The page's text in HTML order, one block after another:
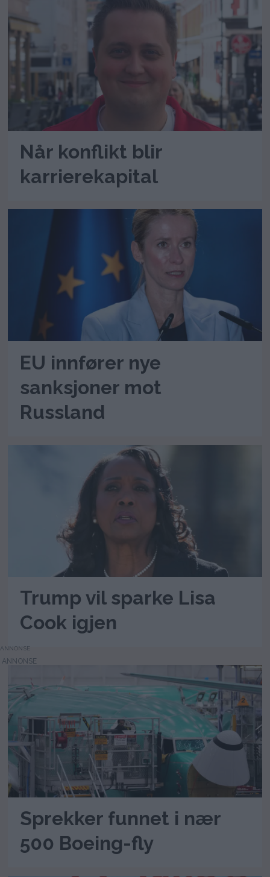
Når konflikt blir
karrierekapital
EU innfører nye
sanksjoner mot
Russland
Trump vil sparke Lisa
Cook igjen
ANNONSE
Sprekker funnet i nær
500 Boeing-fly